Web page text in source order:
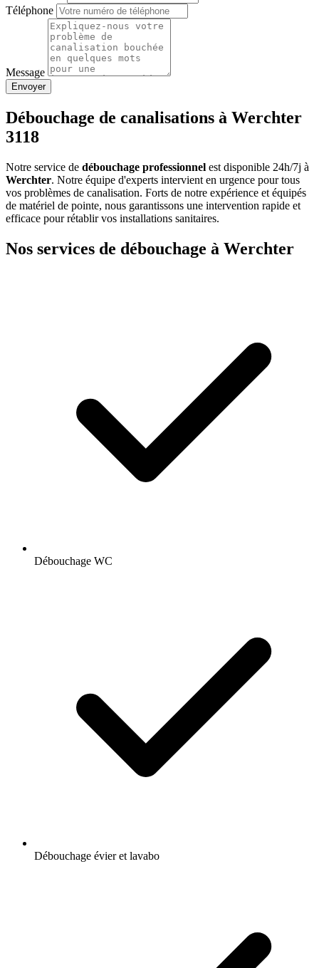
Téléphone
Message
Envoyer
Débouchage de canalisations à Werchter
3118
Notre service de débouchage professionnel est disponible 24h/7j à
Werchter. Notre équipe d'experts intervient en urgence pour tous
vos problèmes de canalisation. Forts de notre expérience et équipés
de matériel de pointe, nous garantissons une intervention rapide et
efficace pour rétablir vos installations sanitaires.
Nos services de débouchage à Werchter
Débouchage WC
Débouchage évier et lavabo